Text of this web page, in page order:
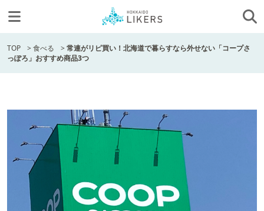
TOP >食べる >常連がリピ買い！北海道で暮らすなら外せない「コープさ
っぽろ」おすすめ商品3つ